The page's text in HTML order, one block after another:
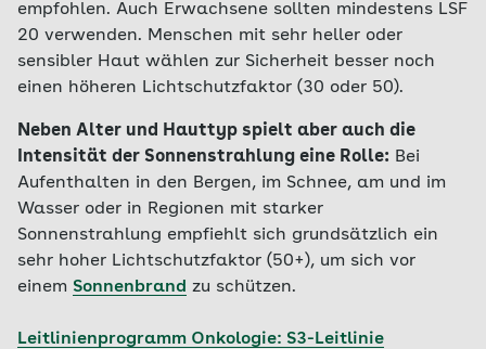
empfohlen. Auch Erwachsene sollten mindestens LSF
20 verwenden. Menschen mit sehr heller oder
sensibler Haut wählen zur Sicherheit besser noch
einen höheren Lichtschutzfaktor (30 oder 50).
Neben Alter und Hauttyp spielt aber auch die
Intensität der Sonnenstrahlung eine Rolle: Bei
Aufenthalten in den Bergen, im Schnee, am und im
Wasser oder in Regionen mit starker
Sonnenstrahlung empfiehlt sich grundsätzlich ein
sehr hoher Lichtschutzfaktor (50+), um sich vor
einem Sonnenbrand zu schützen.
Leitlinienprogramm Onkologie: S3-Leitlinie